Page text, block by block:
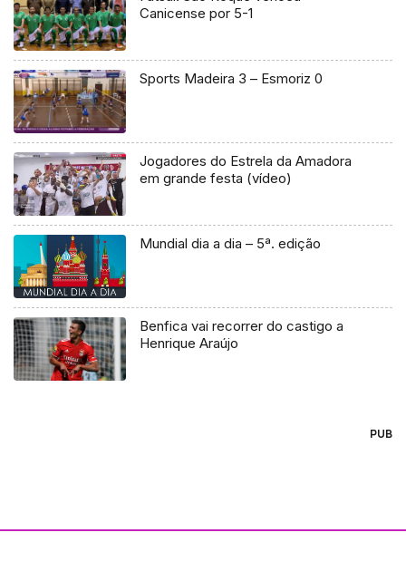
Canicense por 5-1
Sports Madeira 3 – Esmoriz 0
Jogadores do Estrela da Amadora
em grande festa (vídeo)
Mundial dia a dia – 5ª. edição
Benfica vai recorrer do castigo a
Henrique Araújo
PUB